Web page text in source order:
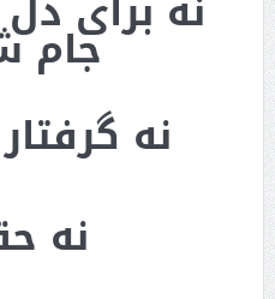
جام
نه
نه